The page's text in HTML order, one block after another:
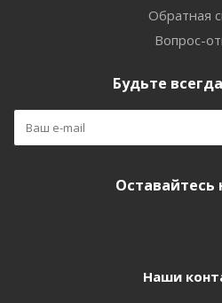
Обратная
Вопрос-
Будьте
Оставайтесь
Наши